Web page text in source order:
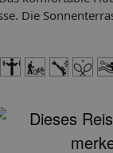
Die
auf den
& Umgebung
der Strand
Das idyllische
Fuß erreichbar.